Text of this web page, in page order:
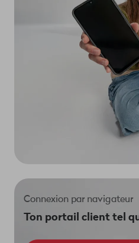
Connexion par navigateur
Ton portail client tel